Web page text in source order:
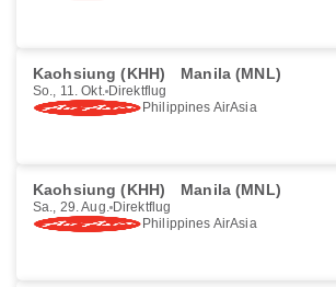
Kaohsiung (KHH) Manila (MNL)
So., 11. Okt. Direktflug
Philippines AirAsia
Kaohsiung (KHH) Manila (MNL)
Sa., 29. Aug. Direktflug
Philippines AirAsia